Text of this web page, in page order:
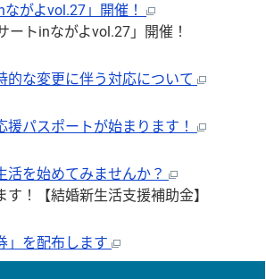
ながよvol.27」開催！
ートinながよvol.27」開催！
的な変更に伴う対応について
援パスポートが始まります！
活を始めてみませんか？
！【結婚新生活支援補助金】
」を配布します